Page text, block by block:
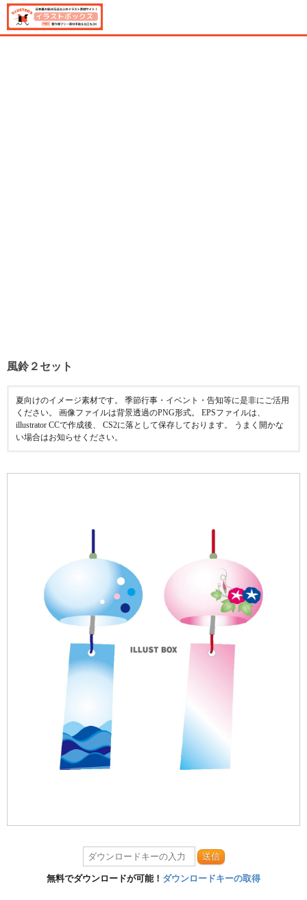
風鈴２セット
夏向けのイメージ素材です。 季節行事・イベント・告知等に是非にご活用
ください。 画像ファイルは背景透過のPNG形式。 EPSファイルは、
illustrator CCで作成後、 CS2に落として保存しております。 うまく開かな
い場合はお知らせください。
送信
無料でダウンロードが可能！ ダウンロードキーの取得